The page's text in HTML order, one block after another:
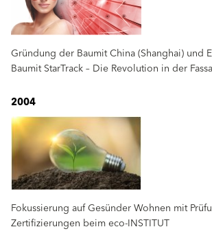
Gründung der Baumit China (Shanghai) und
Baumit StarTrack – Die Revolution in der
2004
Fokussierung auf Gesünder Wohnen mit
Zertifizierungen beim eco-INSTITUT